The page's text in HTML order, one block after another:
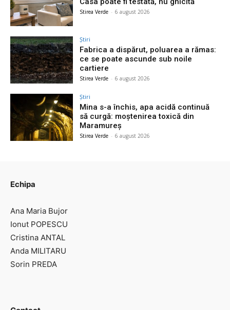
Stirea Verde - 6 august 2026
Știri
Fabrica a dispărut, poluarea a rămas:
ce se poate ascunde sub noile
cartiere
Stirea Verde - 6 august 2026
Știri
Mina s-a închis, apa acidă continuă
să curgă: moștenirea toxică din
Maramureș
Stirea Verde - 6 august 2026
Echipa
Ana Maria Bujor
Ionut POPESCU
Cristina ANTAL
Anda MILITARU
Sorin PREDA